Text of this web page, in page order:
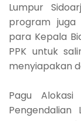
Lumpur
program juga
para Kepala
PPK untuk
menyiapakan
Pagu